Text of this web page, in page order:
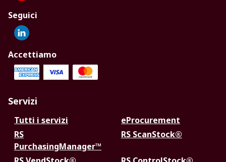
Seguici
Accettiamo
Servizi
Tutti i servizi
eProcurement
RS
PurchasingManager™
RS ScanStock®